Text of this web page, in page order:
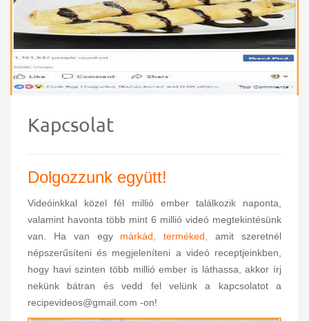
Kapcsolat
Dolgozzunk együtt!
valamint havonta több mint 6 millió videó megtekintésünk
van. Ha van egy
márkád, terméked, amit szeretnél
népszerűsíteni és megjeleníteni a videó receptjeinkben,
hogy havi szinten több millió ember is láthassa, akkor írj
nekünk bátran és vedd fel velünk a kapcsolatot a
recipevideos@gmail.com -on!